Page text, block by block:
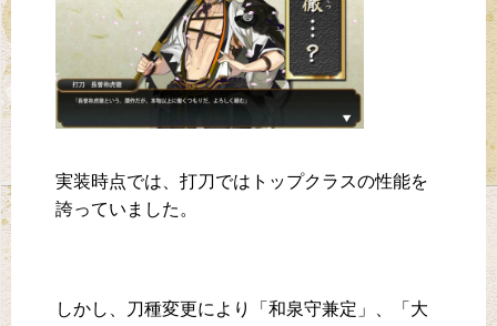
実装時点では、打刀ではトップクラスの性能を
誇っていました。
しかし、刀種変更により「和泉守兼定」、「大